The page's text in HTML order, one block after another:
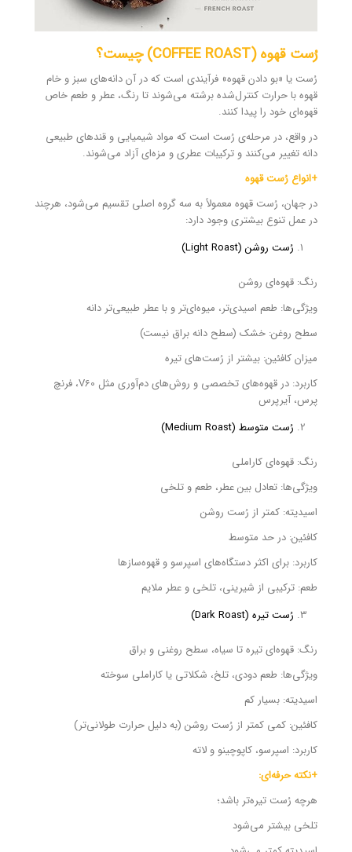
رُست قهوه (COFFEE ROAST) چیست؟
رُست یا «بو دادن قهوه» فرآیندی است که در آن دانه‌های سبز و خام
قهوه با حرارت کنترل‌شده برشته می‌شوند تا رنگ، عطر و طعم خاص
قهوه‌ای خود را پیدا کنند.
در واقع، در مرحله‌ی رُست است که مواد شیمیایی و قندهای طبیعی
دانه تغییر می‌کنند و ترکیبات عطری و مزه‌ای آزاد می‌شوند.
+انواع رُست قهوه
در جهان، رُست قهوه معمولاً به سه گروه اصلی تقسیم می‌شود، هرچند
در عمل تنوع بیشتری وجود دارد:
رُست روشن (Light Roast)
رنگ: قهوه‌ای روشن
ویژگی‌ها: طعم اسیدی‌تر، میوه‌ای‌تر و با عطر طبیعی‌تر دانه
سطح روغن: خشک (سطح دانه براق نیست)
میزان کافئین: بیشتر از رُست‌های تیره
کاربرد: در قهوه‌های تخصصی و روش‌های دم‌آوری مثل V60، فرنچ
پرس، آیرپرس
رُست متوسط (Medium Roast)
رنگ: قهوه‌ای کاراملی
ویژگی‌ها: تعادل بین عطر، طعم و تلخی
اسیدیته: کمتر از رُست روشن
کافئین: در حد متوسط
کاربرد: برای اکثر دستگاه‌های اسپرسو و قهوه‌سازها
طعم: ترکیبی از شیرینی، تلخی و عطر ملایم
رُست تیره (Dark Roast)
رنگ: قهوه‌ای تیره تا سیاه، سطح روغنی و براق
ویژگی‌ها: طعم دودی، تلخ، شکلاتی یا کاراملی سوخته
اسیدیته: بسیار کم
کافئین: کمی کمتر از رُست روشن (به دلیل حرارت طولانی‌تر)
کاربرد: اسپرسو، کاپوچینو و لاته
+نکته حرفه‌ای:
هرچه رُست تیره‌تر باشد؛
تلخی بیشتر می‌شود